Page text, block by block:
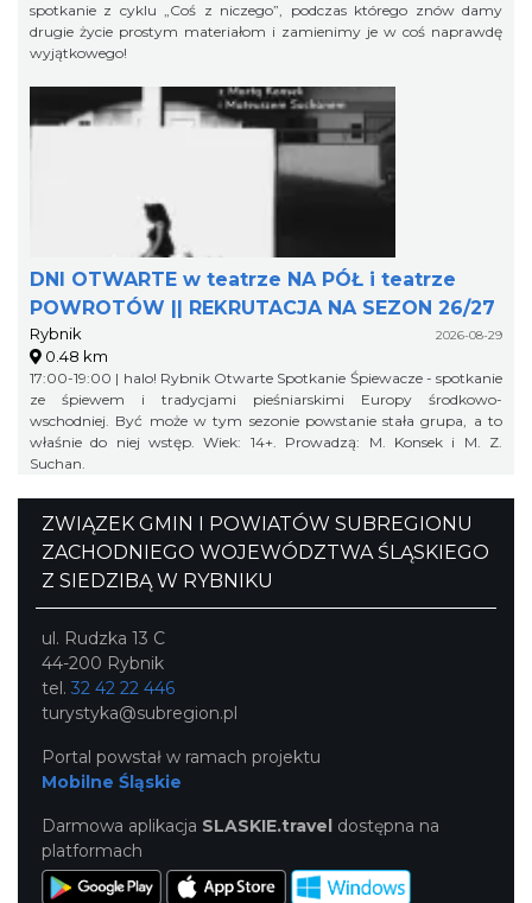
spotkanie z cyklu „Coś z niczego”, podczas którego znów damy
drugie życie prostym materiałom i zamienimy je w coś naprawdę
wyjątkowego!
DNI OTWARTE w teatrze NA PÓŁ i teatrze
POWROTÓW || REKRUTACJA NA SEZON 26/27
Rybnik 2026-08-29
0.48 km
17:00-19:00 | halo! Rybnik Otwarte Spotkanie Śpiewacze - spotkanie
ze śpiewem i tradycjami pieśniarskimi Europy środkowo-
wschodniej. Być może w tym sezonie powstanie stała grupa, a to
właśnie do niej wstęp. Wiek: 14+. Prowadzą: M. Konsek i M. Z.
Suchan.
ZWIĄZEK GMIN I POWIATÓW SUBREGIONU
ZACHODNIEGO WOJEWÓDZTWA ŚLĄSKIEGO
Z SIEDZIBĄ W RYBNIKU
ul. Rudzka 13 C
44-200 Rybnik
tel. 32 42 22 446
turystyka@subregion.pl
Portal powstał w ramach projektu
Mobilne Śląskie
Darmowa aplikacja SLASKIE.travel dostępna na
platformach